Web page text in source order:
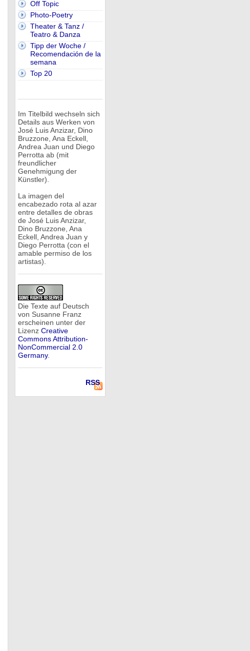
Off Topic
Photo-Poetry
Theater & Tanz /
Teatro & Danza
Tipp der Woche /
Recomendación de la
semana
Top 20
Im Titelbild wechseln sich
Details aus Werken von
José Luis Anzizar, Dino
Bruzzone, Ana Eckell,
Andrea Juan und Diego
Perrotta ab (mit
freundlicher
Genehmigung der
Künstler).
La imagen del
encabezado rota al azar
entre detalles de obras
de José Luis Anzizar,
Dino Bruzzone, Ana
Eckell, Andrea Juan y
Diego Perrotta (con el
amable permiso de los
artistas).
Die Texte auf Deutsch
von Susanne Franz
erscheinen unter der
Lizenz Creative
Commons Attribution-
NonCommercial 2.0
Germany.
RSS